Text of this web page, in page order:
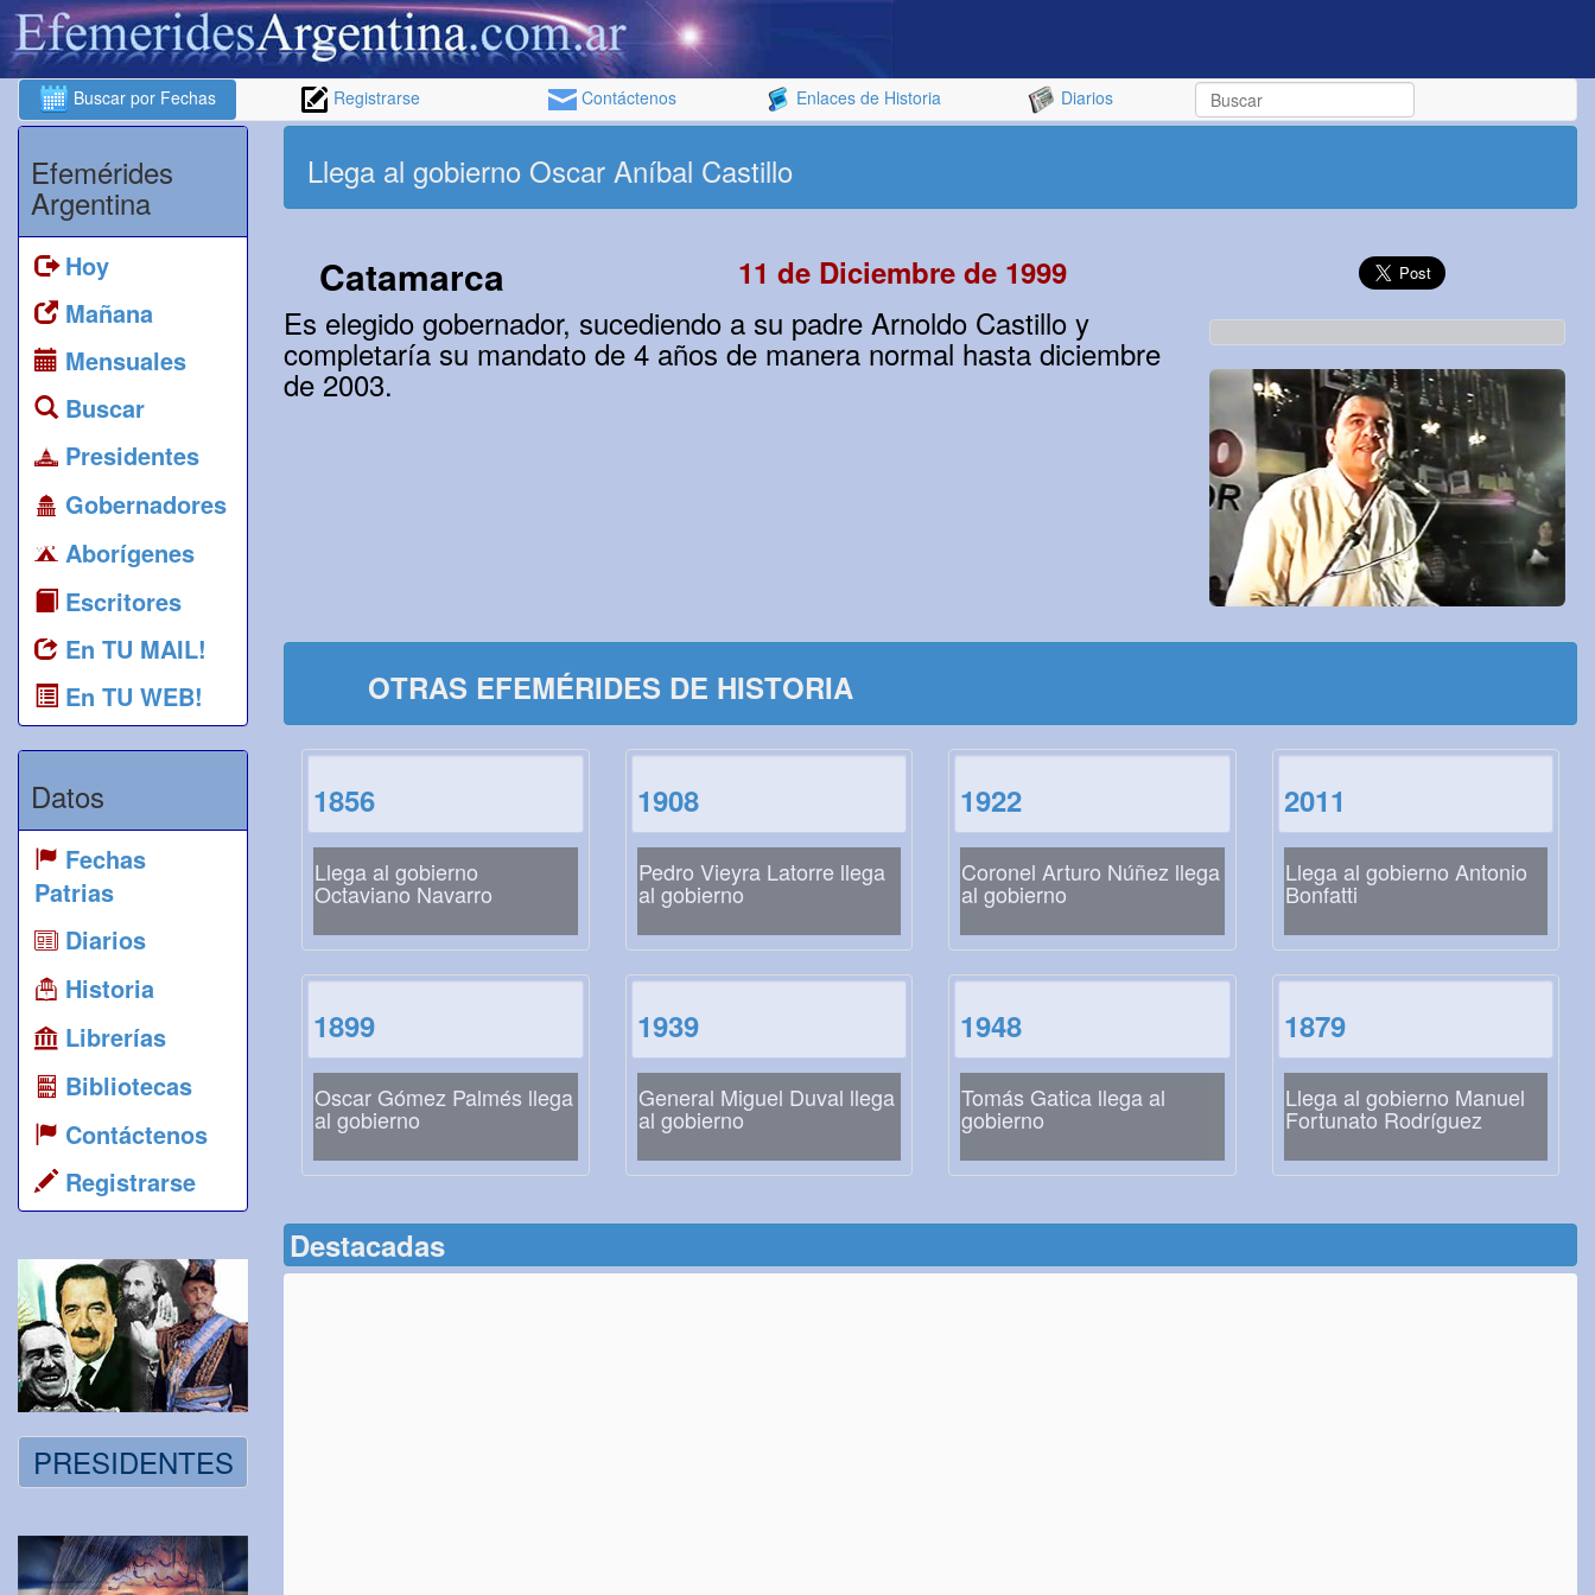
Buscar por Fechas Registrarse Contáctenos Enlaces de Historia Diarios
Efemérides
Argentina
Hoy
Mañana
Mensuales
Buscar
Presidentes
Gobernadores
Aborígenes
Escritores
En TU MAIL!
En TU WEB!
Datos
Fechas
Patrias
Diarios
Historia
Librerías
Bibliotecas
Contáctenos
Registrarse
PRESIDENTES
Llega al gobierno Oscar Aníbal Castillo
Catamarca 11 de Diciembre de 1999
Es elegido gobernador, sucediendo a su padre Arnoldo Castillo y
completaría su mandato de 4 años de manera normal hasta diciembre
de 2003.
OTRAS EFEMÉRIDES DE HISTORIA
1856
Llega al gobierno
Octaviano Navarro
1908
Pedro Vieyra Latorre llega
al gobierno
1922
Coronel Arturo Núñez llega
al gobierno
2011
Llega al gobierno Antonio
Bonfatti
1899
Oscar Gómez Palmés llega
al gobierno
1939
General Miguel Duval llega
al gobierno
1948
Tomás Gatica llega al
gobierno
1879
Llega al gobierno Manuel
Fortunato Rodríguez
Destacadas